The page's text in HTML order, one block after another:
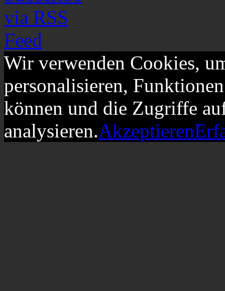
Wir verwenden Cookies,
personalisieren,
können und die Zugriffe
analysieren.Akzeptieren